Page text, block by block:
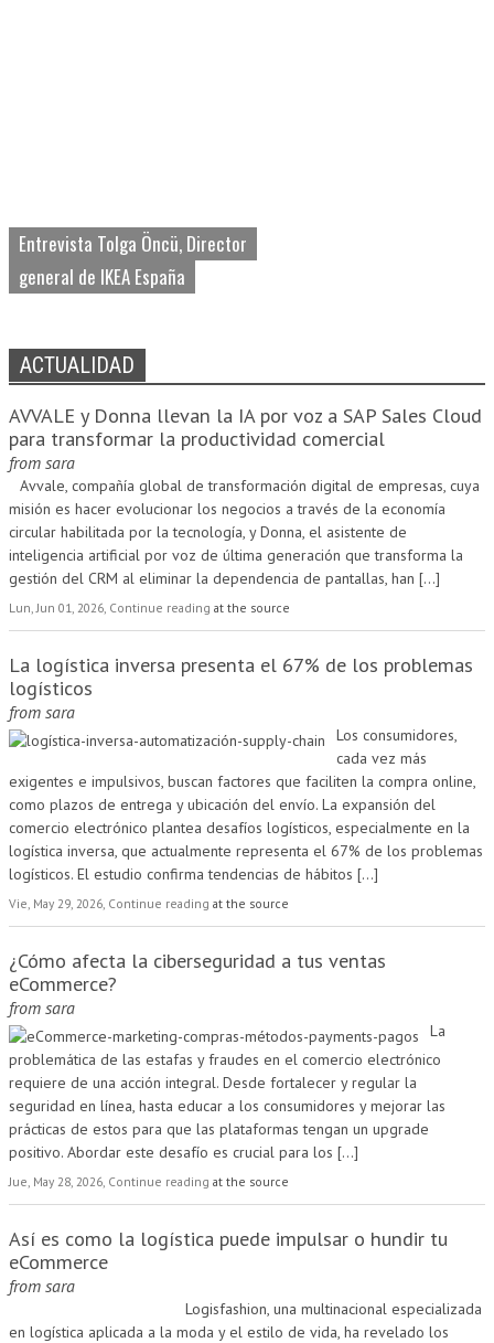
Entrevista Tolga Öncü, Director
general de IKEA España
ACTUALIDAD
AVVALE y Donna llevan la IA por voz a SAP Sales Cloud
para transformar la productividad comercial
from sara
Avvale, compañía global de transformación digital de empresas, cuya
misión es hacer evolucionar los negocios a través de la economía
circular habilitada por la tecnología, y Donna, el asistente de
inteligencia artificial por voz de última generación que transforma la
gestión del CRM al eliminar la dependencia de pantallas, han [...]
Lun, Jun 01, 2026, Continue reading at the source
La logística inversa presenta el 67% de los problemas
logísticos
from sara
Los consumidores,
cada vez más
exigentes e impulsivos, buscan factores que faciliten la compra online,
como plazos de entrega y ubicación del envío. La expansión del
comercio electrónico plantea desafíos logísticos, especialmente en la
logística inversa, que actualmente representa el 67% de los problemas
logísticos. El estudio confirma tendencias de hábitos [...]
Vie, May 29, 2026, Continue reading at the source
¿Cómo afecta la ciberseguridad a tus ventas
eCommerce?
from sara
La
problemática de las estafas y fraudes en el comercio electrónico
requiere de una acción integral. Desde fortalecer y regular la
seguridad en línea, hasta educar a los consumidores y mejorar las
prácticas de estos para que las plataformas tengan un upgrade
positivo. Abordar este desafío es crucial para los [...]
Jue, May 28, 2026, Continue reading at the source
Así es como la logística puede impulsar o hundir tu
eCommerce
from sara
Logisfashion, una multinacional especializada
en logística aplicada a la moda y el estilo de vida, ha revelado los